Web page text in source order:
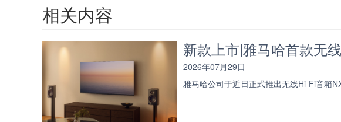
相关内容
新款上市|雅马哈首款无
2026年07月29日
雅马哈公司于近日正式推出无线Hi-Fi音箱